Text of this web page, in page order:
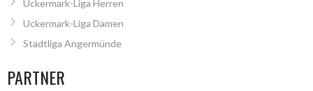
Uckermark-Liga Herren
Uckermark-Liga Damen
Stadtliga Angermünde
PARTNER